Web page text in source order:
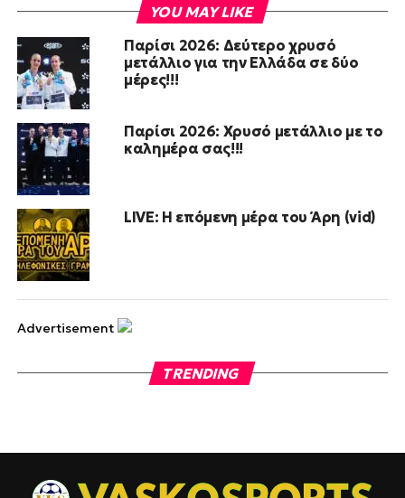
YOU MAY LIKE
Παρίσι 2026: Δεύτερο χρυσό
μετάλλιο για την Ελλάδα σε δύο
μέρες!!!
Παρίσι 2026: Χρυσό μετάλλιο με το
καλημέρα σας!!!
LIVE: Η επόμενη μέρα του Άρη (vid)
Advertisement
TRENDING